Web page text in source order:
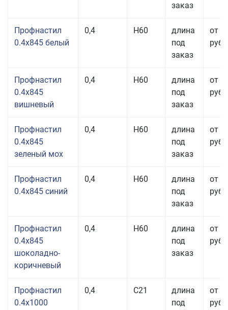
заказ
Профнастил
0.4x845 белый
0,4 Н60
длина
под
заказ
от
руб.
Профнастил
0.4x845
вишневый
0,4 Н60
длина
под
заказ
от
руб.
Профнастил
0.4x845
зеленый мох
0,4 Н60
длина
под
заказ
от
руб.
Профнастил
0.4x845 синий
0,4 Н60
длина
под
заказ
от
руб.
Профнастил
0.4x845
шоколадно-
коричневый
0,4 Н60
длина
под
заказ
от
руб.
Профнастил
0.4x1000
0,4 С21
длина
под
от
руб.